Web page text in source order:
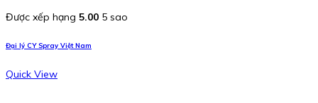
Được xếp hạng 5.00 5 sao
Đại lý CY Spray Việt Nam
Quick View